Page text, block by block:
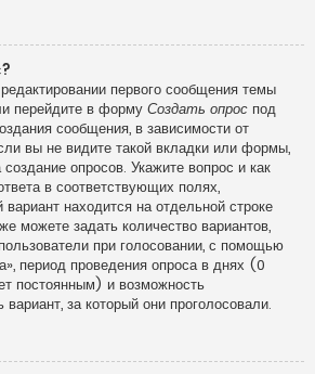
первого сообщения темы
перейдите в форму Создать опрос под
сообщения, в зависимости от
вы не видите такой вкладки или формы,
опросов. Укажите вопрос и как
в соответствующих полях,
находится на отдельной строке
можете задать количество вариантов,
при голосовании, с помощью
период проведения опроса в днях (0
постоянным) и возможность
вариант, за который они проголосовали.